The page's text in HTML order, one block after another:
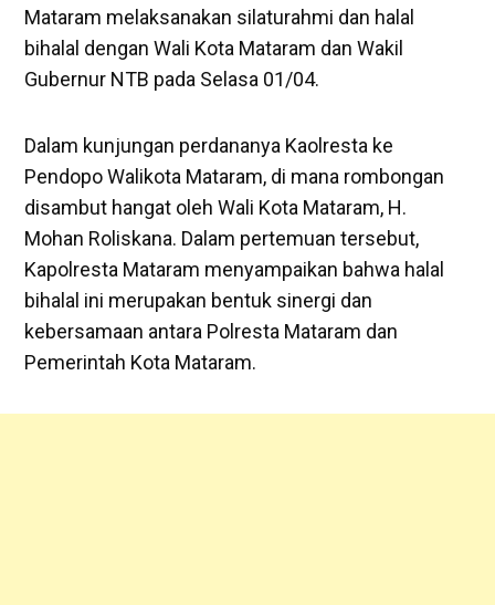
Mataram melaksanakan silaturahmi dan halal
bihalal dengan Wali Kota Mataram dan Wakil
Gubernur NTB pada Selasa 01/04.
Dalam kunjungan perdananya Kaolresta ke
Pendopo Walikota Mataram, di mana rombongan
disambut hangat oleh Wali Kota Mataram, H.
Mohan Roliskana. Dalam pertemuan tersebut,
Kapolresta Mataram menyampaikan bahwa halal
bihalal ini merupakan bentuk sinergi dan
kebersamaan antara Polresta Mataram dan
Pemerintah Kota Mataram.